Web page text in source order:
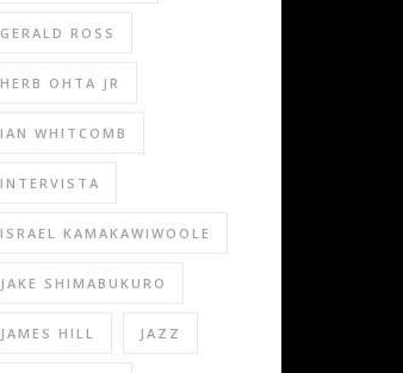
GERALD ROSS
HERB OHTA JR
IAN WHITCOMB
INTERVISTA
ISRAEL KAMAKAWIWOOLE
JAKE SHIMABUKURO
JAMES HILL JAZZ